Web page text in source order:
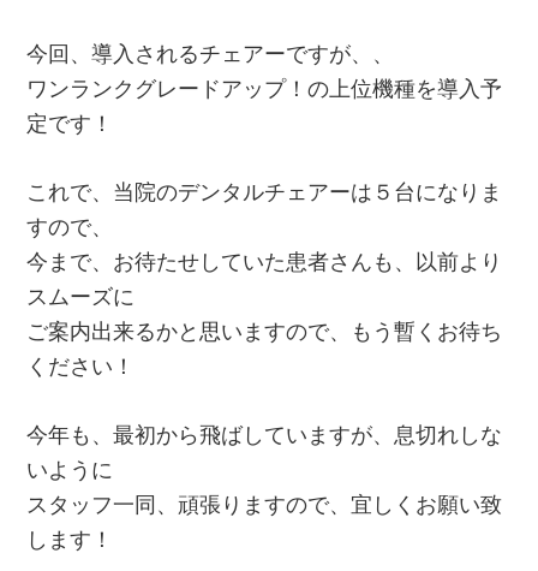
今回、導入されるチェアーですが、、
ワンランクグレードアップ！の上位機種を導入予
定です！
これで、当院のデンタルチェアーは５台になりま
すので、
今まで、お待たせしていた患者さんも、以前より
スムーズに
ご案内出来るかと思いますので、もう暫くお待ち
ください！
今年も、最初から飛ばしていますが、息切れしな
いように
スタッフ一同、頑張りますので、宜しくお願い致
します！